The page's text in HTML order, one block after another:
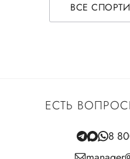
ВСЕ
ЕСТЬ
8